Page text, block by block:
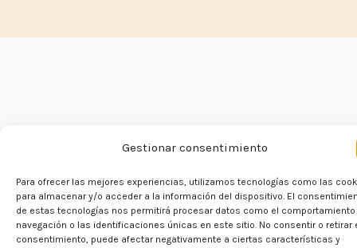
Gestionar consentimiento
Para ofrecer las mejores experiencias, utilizamos tecnologías como las
para almacenar y/o acceder a la información del dispositivo. El
de estas tecnologías nos permitirá procesar datos como el comportamiento
navegación o las identificaciones únicas en este sitio. No consentir o retirar
consentimiento, puede afectar negativamente a ciertas características y
¡Hola cocinero!
Encantados de conocerte.